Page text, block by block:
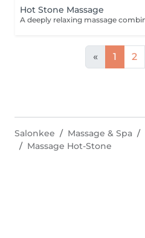
Hot Stone Massage
« 1 2
Salonkee Massage & Spa
Massage Hot-Stone